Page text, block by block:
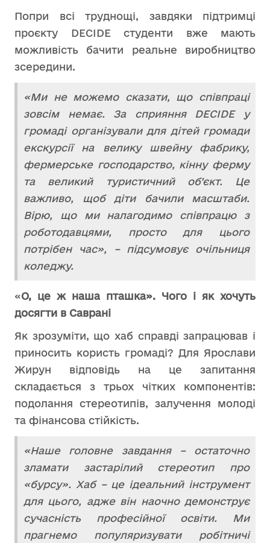
Попри всі труднощі, завдяки підтримці
проєкту DECIDE студенти вже мають
можливість бачити реальне виробництво
зсередини.
«Ми не можемо сказати, що співпраці
зовсім немає. За сприяння DECIDE у
громаді організували для дітей громади
екскурсії на велику швейну фабрику,
фермерське господарство, кінну ферму
та великий туристичний об’єкт. Це
важливо, щоб діти бачили масштаби.
Вірю, що ми налагодимо співпрацю з
роботодавцями, просто для цього
потрібен час», – підсумовує очільниця
коледжу.
«О, це ж наша пташка». Чого і як хочуть
досягти в Саврані
Як зрозуміти, що хаб справді запрацював і
приносить користь громаді? Для Ярослави
Жирун відповідь на це запитання
складається з трьох чітких компонентів:
подолання стереотипів, залучення молоді
та фінансова стійкість.
«Наше головне завдання – остаточно
зламати застарілий стереотип про
«бурсу». Хаб – це ідеальний інструмент
для цього, адже він наочно демонструє
сучасність професійної освіти. Ми
прагнемо популяризувати робітничі